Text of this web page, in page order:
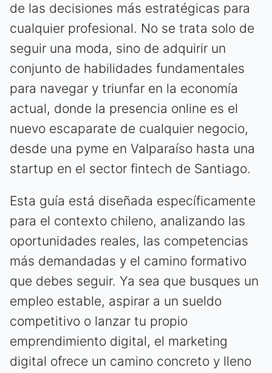
de las decisiones más estratégicas para
cualquier profesional. No se trata solo de
seguir una moda, sino de adquirir un
conjunto de habilidades fundamentales
para navegar y triunfar en la economía
actual, donde la presencia online es el
nuevo escaparate de cualquier negocio,
desde una pyme en Valparaíso hasta una
startup en el sector fintech de Santiago.
Esta guía está diseñada específicamente
para el contexto chileno, analizando las
oportunidades reales, las competencias
más demandadas y el camino formativo
que debes seguir. Ya sea que busques un
empleo estable, aspirar a un sueldo
competitivo o lanzar tu propio
emprendimiento digital, el marketing
digital ofrece un camino concreto y lleno